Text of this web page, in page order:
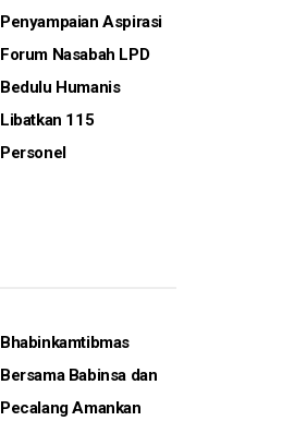
Penyampaian Aspirasi
Forum Nasabah LPD
Bedulu Humanis
Libatkan 115
Personel
Bhabinkamtibmas
Bersama Babinsa dan
Pecalang Amankan